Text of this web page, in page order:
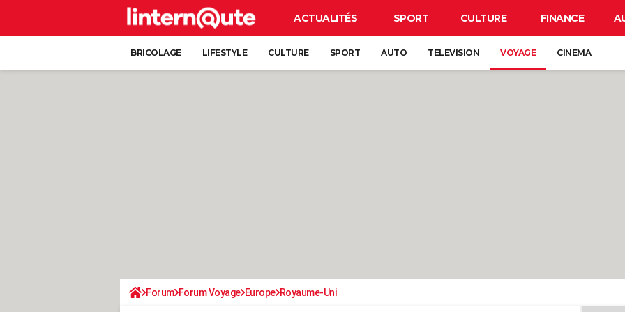
ACTUALITÉS SPORT CULTURE FINANCE
BRICOLAGE LIFESTYLE CULTURE SPORT AUTO TELEVISION VOYAGE CINEMA
Forum Forum Voyage Europe Royaume-Uni